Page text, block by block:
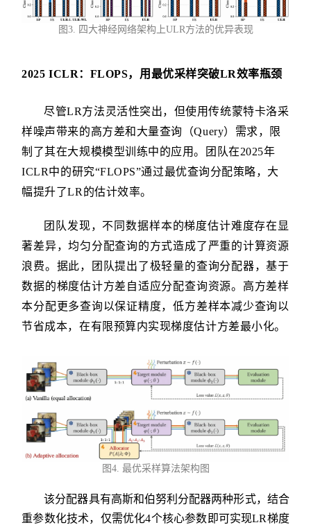
图3. 四大神经网络架构上ULR方法的优异表现
2025 ICLR：FLOPS，用最优采样突破LR效率瓶颈
尽管LR方法灵活性突出，但使用传统蒙特卡洛采
样噪声带来的高方差和大量查询（Query）需求，限
制了其在大规模模型训练中的应用。团队在2025年
ICLR中的研究“FLOPS”通过最优查询分配策略，大
幅提升了LR的估计效率。
团队发现，不同数据样本的梯度估计难度存在显
著差异，均匀分配查询的方式造成了严重的计算资源
浪费。据此，团队提出了极轻量的查询分配器，基于
数据的梯度估计方差自适应分配查询资源。高方差样
本分配更多查询以保证精度，低方差样本减少查询以
节省成本，在有限预算内实现梯度估计方差最小化。
图4. 最优采样算法架构图
该分配器具有高斯和伯努利分配器两种形式，结合
重参数化技术，仅需优化4个核心参数即可实现LR梯度